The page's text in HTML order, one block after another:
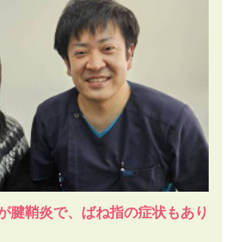
腱鞘炎で、ばね指の症状もあり